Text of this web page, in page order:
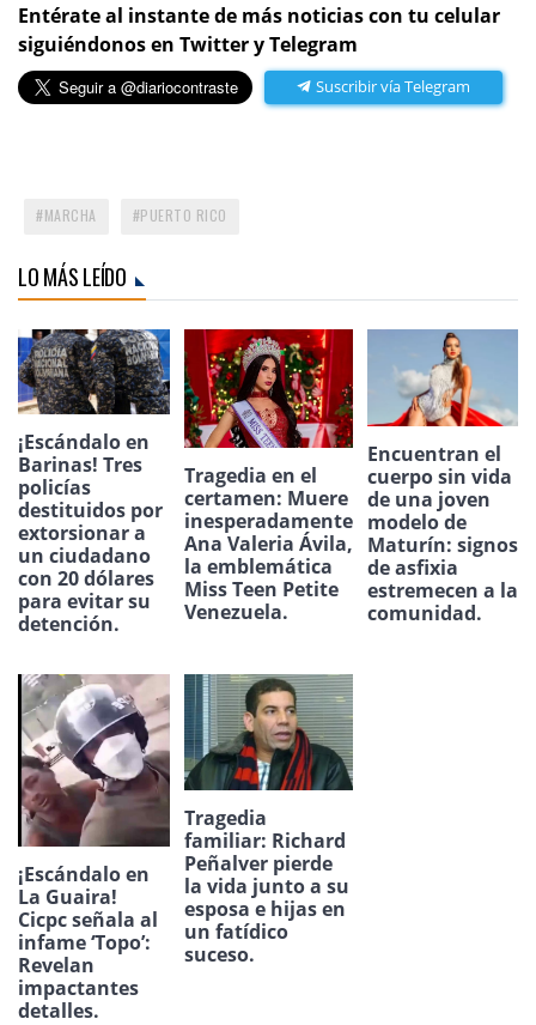
Entérate al instante de más noticias con tu celular
siguiéndonos en Twitter y Telegram
Suscribir vía Telegram
MARCHA PUERTO RICO
LO MÁS LEÍDO
¡Escándalo en
Barinas! Tres
policías
destituidos por
extorsionar a
un ciudadano
con 20 dólares
para evitar su
detención.
Tragedia en el
certamen: Muere
inesperadamente
Ana Valeria Ávila,
la emblemática
Miss Teen Petite
Venezuela.
Encuentran el
cuerpo sin vida
de una joven
modelo de
Maturín: signos
de asfixia
estremecen a la
comunidad.
¡Escándalo en
La Guaira!
Cicpc señala al
infame ‘Topo’:
Revelan
impactantes
detalles.
Tragedia
familiar: Richard
Peñalver pierde
la vida junto a su
esposa e hijas en
un fatídico
suceso.